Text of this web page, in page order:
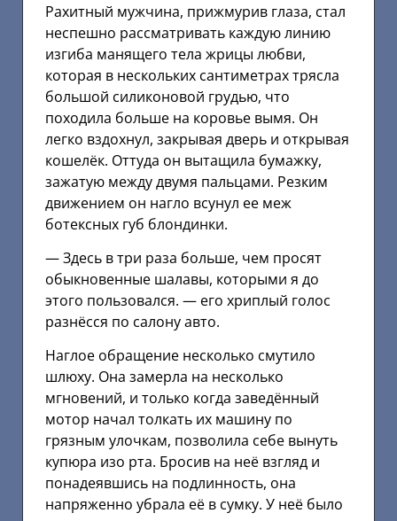
Рахитный мужчина, прижмурив глаза, стал
неспешно рассматривать каждую линию
изгиба манящего тела жрицы любви,
которая в нескольких сантиметрах трясла
большой силиконовой грудью, что
походила больше на коровье вымя. Он
легко вздохнул, закрывая дверь и открывая
кошелёк. Оттуда он вытащила бумажку,
зажатую между двумя пальцами. Резким
движением он нагло всунул ее меж
ботексных губ блондинки.
— Здесь в три раза больше, чем просят
обыкновенные шалавы, которыми я до
этого пользовался. — его хриплый голос
разнёсся по салону авто.
Наглое обращение несколько смутило
шлюху. Она замерла на несколько
мгновений, и только когда заведённый
мотор начал толкать их машину по
грязным улочкам, позволила себе вынуть
купюра изо рта. Бросив на неё взгляд и
понадеявшись на подлинность, она
напряженно убрала её в сумку. У неё было